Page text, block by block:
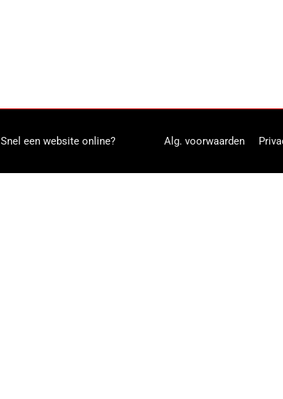
Snel een website online? Alg. voorwaarden